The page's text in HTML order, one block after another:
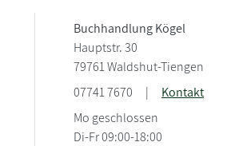
Buchhandlung Kögel
Hauptstr. 30
79761 Waldshut-Tiengen
07741 7670
|
Kontakt
Mo geschlossen
Di-Fr 09:00-18:00